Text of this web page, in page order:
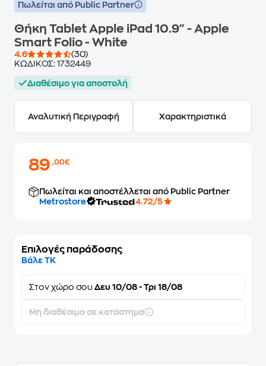
Πωλείται από Public Partner
Θήκη Tablet Apple iPad 10.9" - Apple
Smart Folio - White
4.6
(30)
ΚΩΔΙΚΟΣ: 1732449
Διαθέσιμο για αποστολή
Αναλυτική Περιγραφή Χαρακτηριστικά
89,00€
Πωλείται και αποστέλλεται από Public Partner
Metrostore
4.72/5
Επιλογές παράδοσης
Βάλε ΤΚ
Στον χώρο σου Δευ 10/08 - Τρι 18/08
Μη διαθέσιμο σε κατάστημα